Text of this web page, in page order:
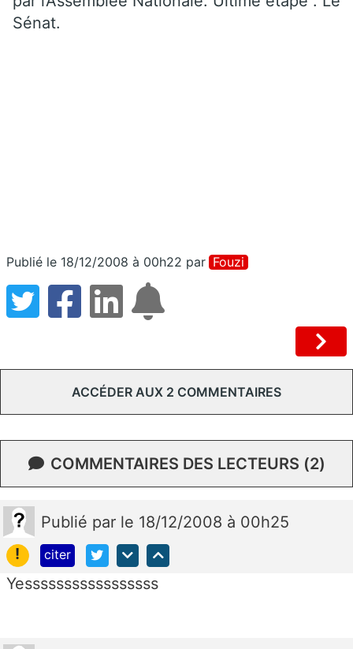
Sénat.
Publié le 18/12/2008 à 00h22 par Fouzi
ACCÉDER AUX 2 COMMENTAIRES
COMMENTAIRES DES LECTEURS (2)
Publié par le 18/12/2008 à 00h25
!
citer
Yesssssssssssssssss